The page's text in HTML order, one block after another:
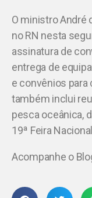
O ministro André
no RN nesta
assinatura de
entrega de
e convênios para
também inclui
pesca oceânica,
19ª Feira
Acompanhe o